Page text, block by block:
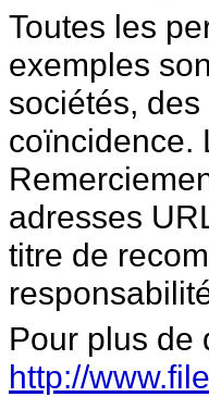
Toutes les
exemples
sociétés,
coïncidence.
adresses
titre de
Pour plus de
http://